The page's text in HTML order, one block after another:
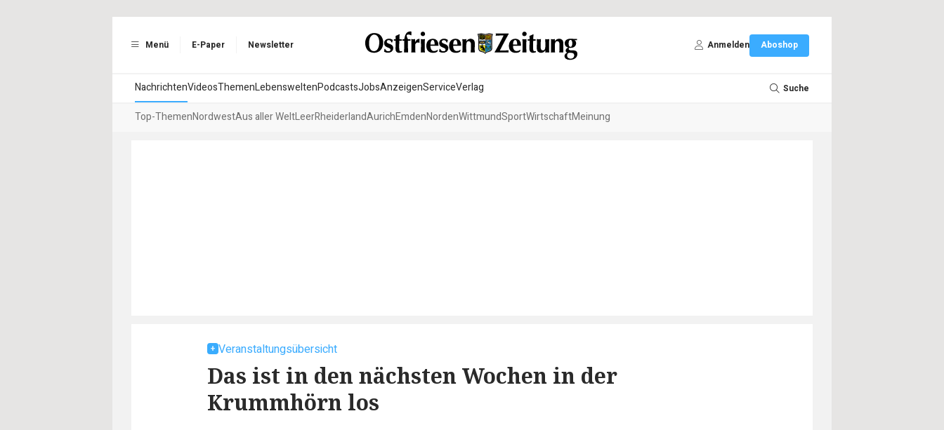
Menü E-Paper Newsletter Anmelden Aboshop
NachrichtenVideosThemenLebensweltenPodcastsJobsAnzeigenServiceVerlag Suche
Top-ThemenNordwestAus aller WeltLeerRheiderlandAurichEmdenNordenWittmundSportWirtschaftMeinung
Veranstaltungsübersicht
Das ist in den nächsten Wochen in der
Krummhörn los